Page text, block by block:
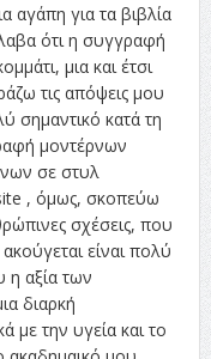
αγάπη για τα βιβλία
ότι η συγγραφή
μια και έτσι
τις απόψεις μου
σημαντικό κατά τη
μοντέρνων
σε στυλ
, όμως, σκοπεύω
σχέσεις, που
είναι πολύ
η αξία των
διαρκή
με την υγεία και το